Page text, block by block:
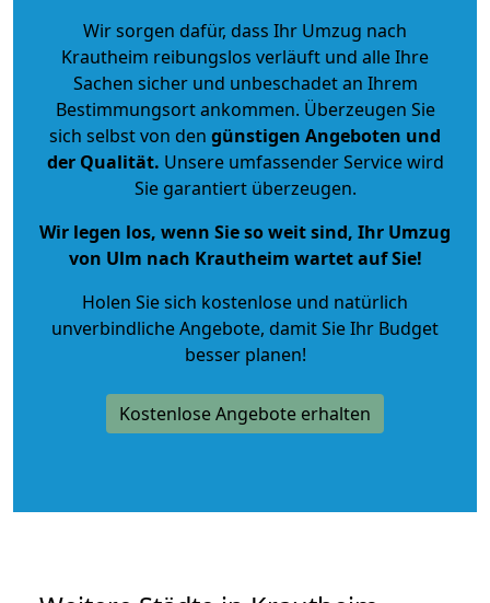
Wir sorgen dafür, dass Ihr Umzug nach
Krautheim reibungslos verläuft und alle Ihre
Sachen sicher und unbeschadet an Ihrem
Bestimmungsort ankommen. Überzeugen Sie
sich selbst von den günstigen Angeboten und
der Qualität. Unsere umfassender Service wird
Sie garantiert überzeugen.
Wir legen los, wenn Sie so weit sind, Ihr Umzug
von Ulm nach Krautheim wartet auf Sie!
Holen Sie sich kostenlose und natürlich
unverbindliche Angebote, damit Sie Ihr Budget
besser planen!
Kostenlose Angebote erhalten